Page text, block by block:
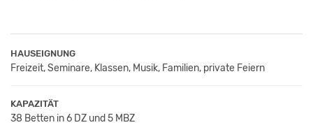
HAUSEIGNUNG
Freizeit, Seminare, Klassen, Musik, Familien, private Feiern
KAPAZITÄT
38 Betten in 6 DZ und 5 MBZ